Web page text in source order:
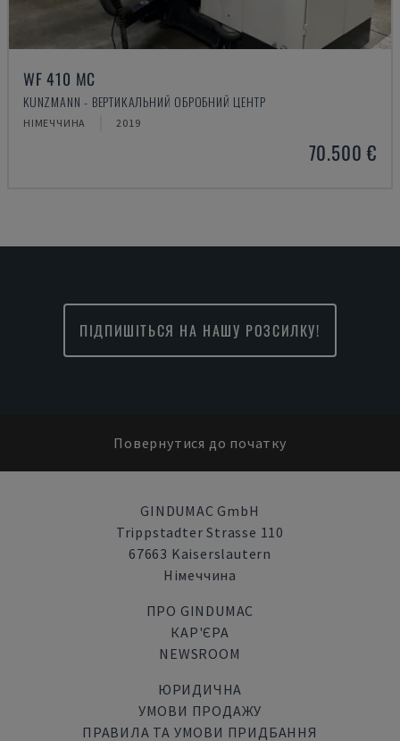
WF 410 MC
KUNZMANN - ВЕРТИКАЛЬНИЙ ОБРОБНИЙ ЦЕНТР
НІМЕЧЧИНА 2019
70.500 €
ПІДПИШІТЬСЯ НА НАШУ РОЗСИЛКУ!
Повернутися до початку
GINDUMAC GmbH
Trippstadter Strasse 110
67663 Kaiserslautern
Німеччина
ПРО GINDUMAC
КАР'ЄРА
NEWSROOM
ЮРИДИЧНА
УМОВИ ПРОДАЖУ
ПРАВИЛА ТА УМОВИ ПРИДБАННЯ